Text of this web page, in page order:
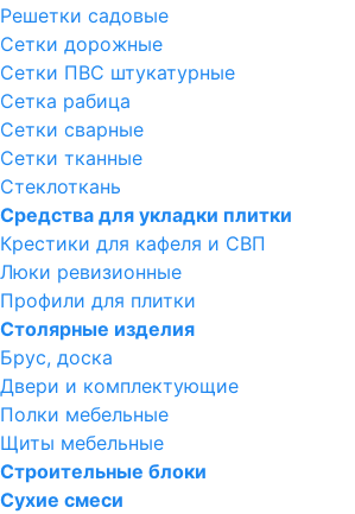
Решетки садовые
Сетки дорожные
Сетки ПВС штукатурные
Сетка рабица
Сетки сварные
Сетки тканные
Стеклоткань
Средства для укладки плитки
Крестики для кафеля и СВП
Люки ревизионные
Профили для плитки
Столярные изделия
Брус, доска
Двери и комплектующие
Полки мебельные
Щиты мебельные
Строительные блоки
Сухие смеси